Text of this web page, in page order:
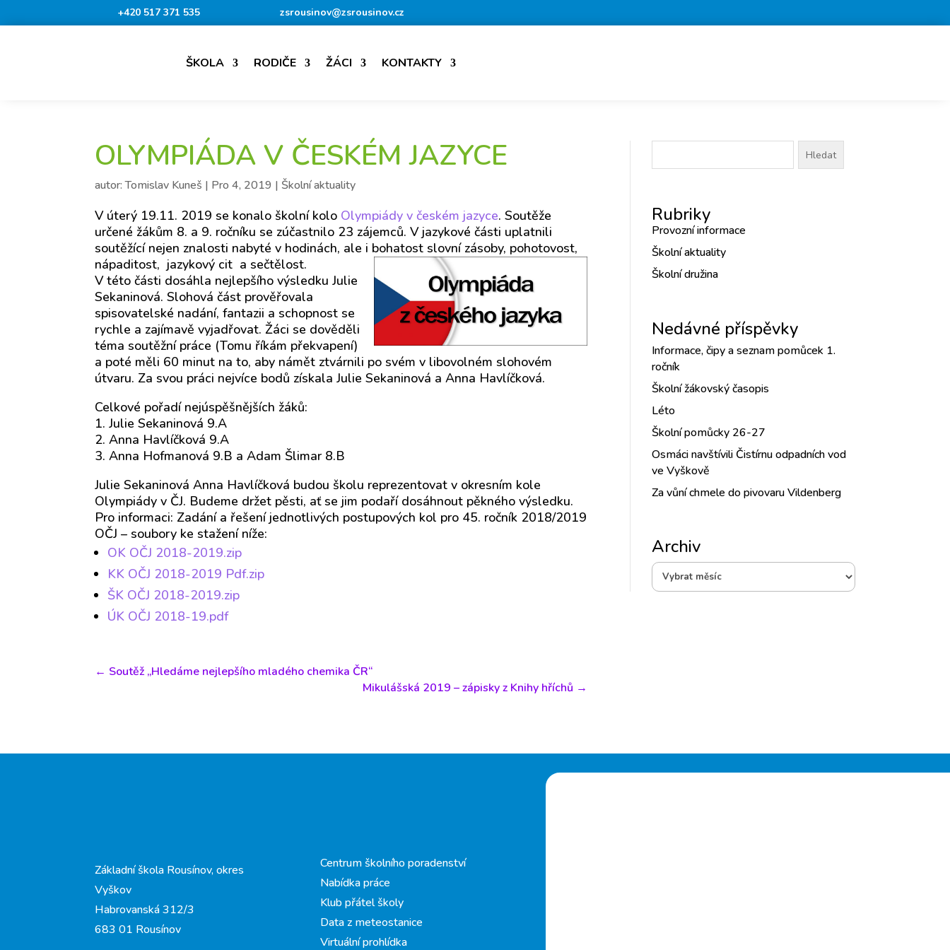
+420 517 371 535 zsrousinov@zsrousinov.cz
ŠKOLA RODIČE ŽÁCI KONTAKTY
OLYMPIÁDA V ČESKÉM JAZYCE
autor:Tomislav Kuneš | Pro 4, 2019 | Školní aktuality
V úterý 19.11. 2019 se konalo školní kolo Olympiády v českém jazyce. Soutěže
určené žákům 8. a 9. ročníku se zúčastnilo 23 zájemců. V jazykové části uplatnili
soutěžící nejen znalosti nabyté v hodinách, ale i bohatost slovní zásoby, pohotovost,
nápaditost, jazykový cit a sečtělost.
V této části dosáhla nejlepšího výsledku Julie
Sekaninová. Slohová část prověřovala
spisovatelské nadání, fantazii a schopnost se
rychle a zajímavě vyjadřovat. Žáci se dověděli
téma soutěžní práce (Tomu říkám překvapení)
a poté měli 60 minut na to, aby námět ztvárnili po svém v libovolném slohovém
útvaru. Za svou práci nejvíce bodů získala Julie Sekaninová a Anna Havlíčková.
Celkové pořadí nejúspěšnějších žáků:
1. Julie Sekaninová 9.A
2. Anna Havlíčková 9.A
3. Anna Hofmanová 9.B a Adam Šlimar 8.B
Julie Sekaninová Anna Havlíčková budou školu reprezentovat v okresním kole
Olympiády v ČJ. Budeme držet pěsti, ať se jim podaří dosáhnout pěkného výsledku.
Pro informaci: Zadání a řešení jednotlivých postupových kol pro 45. ročník 2018/2019
OČJ – soubory ke stažení níže:
OK OČJ 2018-2019.zip
KK OČJ 2018-2019 Pdf.zip
ŠK OČJ 2018-2019.zip
ÚK OČJ 2018-19.pdf
← Soutěž „Hledáme nejlepšího mladého chemika ČR“
Mikulášská 2019 – zápisky z Knihy hříchů →
Vyhledávání
Rubriky
Provozní informace
Školní aktuality
Školní družina
Nedávné příspěvky
Informace, čipy a seznam pomůcek 1.
ročník
Školní žákovský časopis
Léto
Školní pomůcky 26-27
Osmáci navštívili Čistírnu odpadních vod
ve Vyškově
Za vůní chmele do pivovaru Vildenberg
ArchivArchiv
Základní škola Rousínov, okres
Vyškov
Habrovanská 312/3
683 01 Rousínov
Centrum školního poradenství
Nabídka práce
Klub přátel školy
Data z meteostanice
Virtuální prohlídka